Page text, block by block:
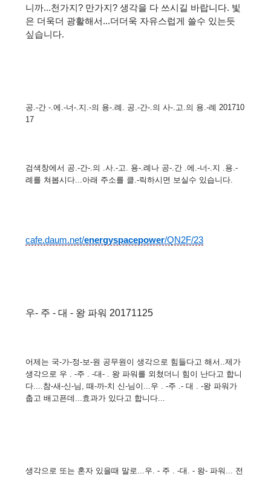
니까...천가지? 만가지? 생각을 다 쓰시길 바랍니다. 빛
은 더욱더 광활해서...더더욱 자유스럽게 쓸수 있는듯
싶습니다.
공.-간 -.에.-너-.지.-의 용-.례. 공.-간-.의 사-.고.의 용.-례 201710
17
검색창에서 공.-간-.의 .사.-고. 용-.례나 공-.간 .에.-너-.지 .용.-
례를 쳐봅시다...아래 주소를 클.-릭하시면 보실수 있습니다.
cafe.daum.net/energyspacepower/QN2F/23
우- 주 - 대 - 왕 파워 20171125
어제는 국-가-정-보-원 공무원이 생각으로 힘들다고 해서..제가
생각으로 우 . -주 . -대- . 왕 파워를 외쳤더니 힘이 난다고 합니
다....참-새-신-님, 때-까-치 신-님이...우 . -주 .- 대 . -왕 파워가
춥고 배고픈데...효과가 있다고 합니다...
생각으로 또는 혼자 있을때 말로...우. - 주 . -대. - 왕- 파워... 전